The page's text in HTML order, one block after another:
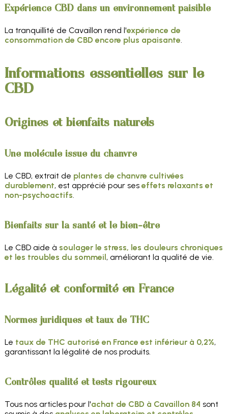
Expérience CBD dans un environnement paisible
La tranquillité de Cavaillon rend l'expérience de
consommation de CBD encore plus apaisante.
Informations essentielles sur le
CBD
Origines et bienfaits naturels
Une molécule issue du chanvre
Le CBD, extrait de plantes de chanvre cultivées
durablement, est apprécié pour ses effets relaxants et
non-psychoactifs.
Bienfaits sur la santé et le bien-être
Le CBD aide à soulager le stress, les douleurs chroniques
et les troubles du sommeil, améliorant la qualité de vie.
Légalité et conformité en France
Normes juridiques et taux de THC
Le taux de THC autorisé en France est inférieur à 0,2%,
garantissant la légalité de nos produits.
Contrôles qualité et tests rigoureux
Tous nos articles pour l'achat de CBD à Cavaillon 84 sont